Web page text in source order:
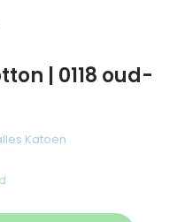
| 0118 oud-
Katoen